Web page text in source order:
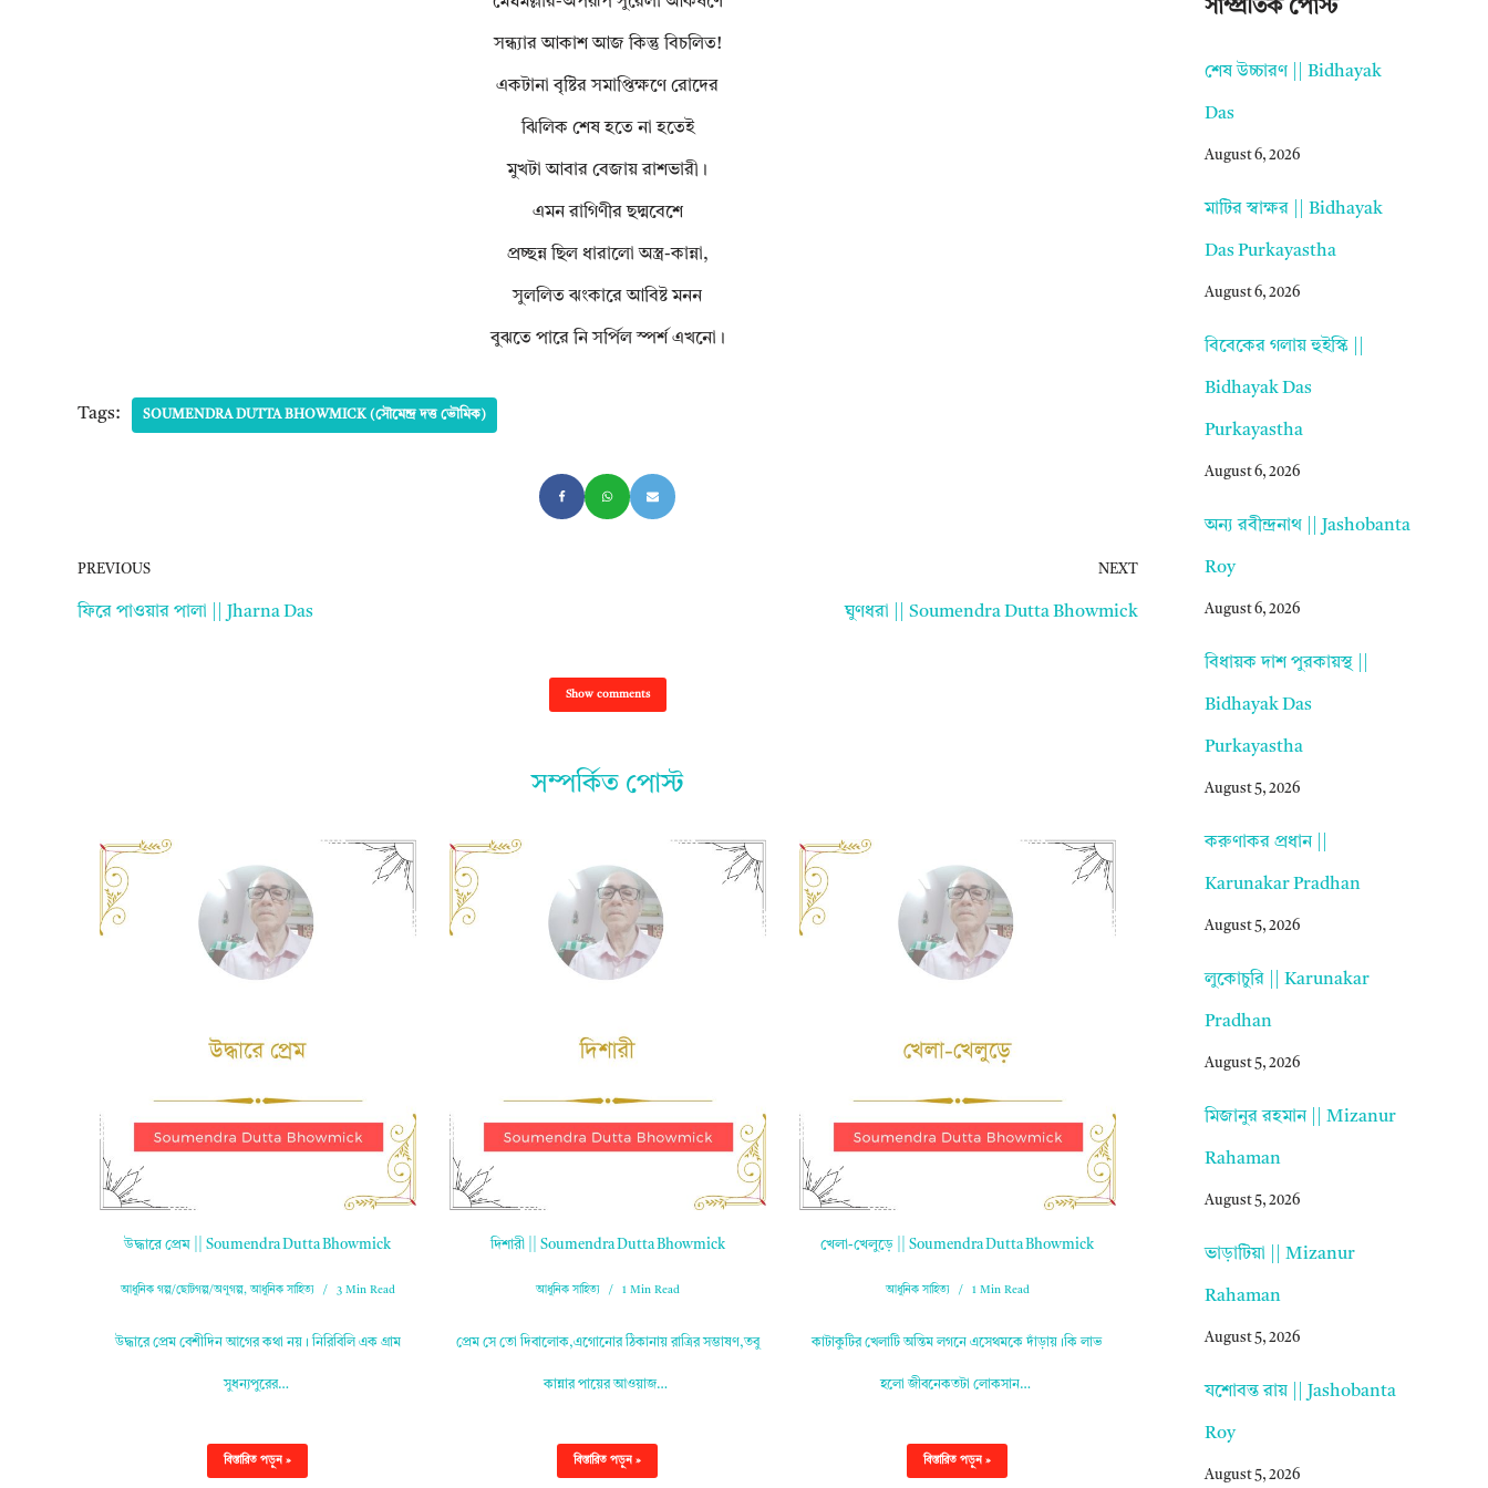
সন্ধ্যার আকাশ আজ কিন্তু বিচলিত!
একটানা বৃষ্টির সমাপ্তিক্ষণে রোদের
ঝিলিক শেষ হতে না হতেই
মুখটা আবার বেজায় রাশভারী।
এমন রাগিণীর ছদ্মবেশে
প্রচ্ছন্ন ছিল ধারালো অস্ত্র-কান্না,
সুললিত ঝংকারে আবিষ্ট মনন
বুঝতে পারে নি সর্পিল স্পর্শ এখনো।
Tags: SOUMENDRA DUTTA BHOWMICK (সৌমেন্দ্র দত্ত ভৌমিক)
PREVIOUS
ফিরে পাওয়ার পালা || Jharna Das
NEXT
ঘুণধরা || Soumendra Dutta Bhowmick
Show comments
সম্পর্কিত পোস্ট
উদ্ধারে প্রেম || Soumendra Dutta Bhowmick
আধুনিক গল্প/ছোটগল্প/অণুগল্প,আধুনিক সাহিত্য 3 Min Read
উদ্ধারে প্রেম বেশীদিন আগের কথা নয়। নিরিবিলি এক গ্ৰাম
সুধন্যপুরের…
বিস্তারিত পড়ুন »
দিশারী || Soumendra Dutta Bhowmick
আধুনিক সাহিত্য 1 Min Read
প্রেম সে তো দিবালোক,এগোনোর ঠিকানায় রাত্রির সম্ভাষণ,তবু
কান্নার পায়ের আওয়াজ…
বিস্তারিত পড়ুন »
খেলা-খেলুড়ে || Soumendra Dutta Bhowmick
আধুনিক সাহিত্য 1 Min Read
কাটাকুটির খেলাটি অন্তিম লগনে এসেথমকে দাঁড়ায়।কি লাভ
হলো জীবনেকতটা লোকসান…
বিস্তারিত পড়ুন »
সাম্প্রতিক পোস্ট
শেষ উচ্চারণ || Bidhayak
Das
August 6, 2026
মাটির স্বাক্ষর || Bidhayak
Das Purkayastha
August 6, 2026
বিবেকের গলায় হুইস্কি ||
Bidhayak Das
Purkayastha
August 6, 2026
অন্য রবীন্দ্রনাথ || Jashobanta
Roy
August 6, 2026
বিধায়ক দাশ পুরকায়স্থ ||
Bidhayak Das
Purkayastha
August 5, 2026
করুণাকর প্রধান ||
Karunakar Pradhan
August 5, 2026
লুকোচুরি || Karunakar
Pradhan
August 5, 2026
মিজানুর রহমান || Mizanur
Rahaman
August 5, 2026
ভাড়াটিয়া || Mizanur
Rahaman
August 5, 2026
যশোবন্ত রায় || Jashobanta
Roy
August 5, 2026